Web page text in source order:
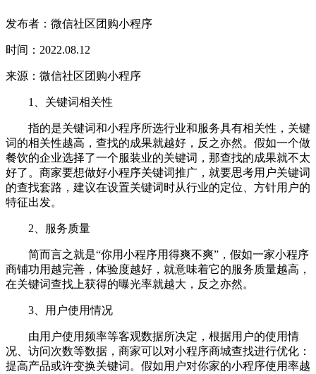
发布者：微信社区团购小程序
时间：2022.08.12
来源：微信社区团购小程序
1、关键词相关性
指的是关键词和小程序所选行业和服务具有相关性，关键
词的相关性越高，查找的成果就越好，反之亦然。假如一个做
餐饮的企业选择了一个服装业的关键词，那查找的成果就不太
好了。商家要想做好小程序关键词推广，就要思考用户关键词
的查找套路，建议在设置关键词时从行业的定位、方针用户的
特征出发。
2、服务质量
简而言之就是“你用小程序用得爽不爽”，假如一家小程序
商铺功用越完善，体验度越好，就意味着它的服务质量越高，
在关键词查找上获得的曝光率就越大，反之亦然。
3、用户使用情况
由用户使用频率等客观数据所决定，根据用户的使用情
况、访问次数等数据，商家可以对小程序商城查找进行优化：
提高产品或许变换关键词。假如用户对你家的小程序使用率越